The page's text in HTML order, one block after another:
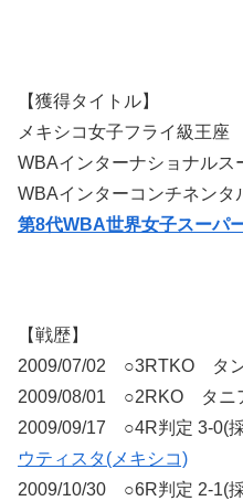
【獲得タイトル】
メキシコ女子フライ級王座
WBAインターナショナルス
WBAインターコンチネンタ
第8代WBA世界女子スーパ
【戦歴】
2009/07/02 ○3RTKO タン
2009/08/01 ○2RKO タニ
2009/09/17 ○4R判定 3-0(
ウティスタ(メキシコ)
2009/10/30 ○6R判定 2-1(